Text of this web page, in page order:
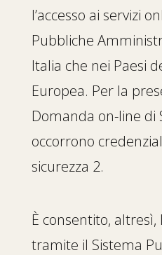
l’accesso ai servizi
Pubbliche
Italia che nei Paesi
Europea. Per la
Domanda on-line di
occorrono
sicurezza 2.
È consentito, altresì,
tramite il Sistema